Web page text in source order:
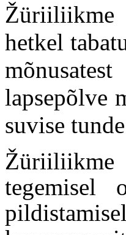
Žüriiliikme
hetkel
lapsepõlve
suvise
Žüriiliikme
tegemisel